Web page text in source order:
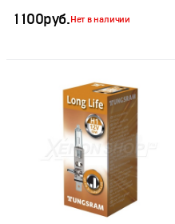
1 100руб.Нет в наличии